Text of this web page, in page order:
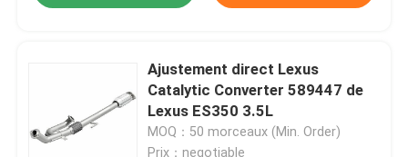
Ajustement direct Lexus
Catalytic Converter 589447 de
Lexus ES350 3.5L
MOQ：50 morceaux (Min. Order)
Prix：negotiable